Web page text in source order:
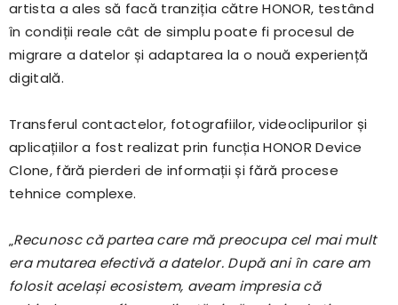
artista a ales să facă tranziția către HONOR, testând
în condiții reale cât de simplu poate fi procesul de
migrare a datelor și adaptarea la o nouă experiență
digitală.
Transferul contactelor, fotografiilor, videoclipurilor și
aplicațiilor a fost realizat prin funcția HONOR Device
Clone, fără pierderi de informații și fără procese
tehnice complexe.
„Recunosc că partea care mă preocupa cel mai mult
era mutarea efectivă a datelor. După ani în care am
folosit același ecosistem, aveam impresia că